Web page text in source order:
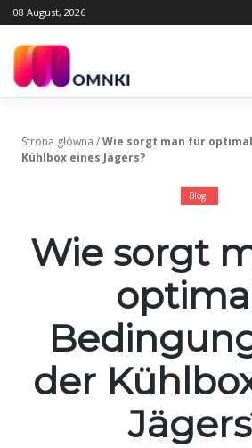
Skip
to
08 August, 2026
Strona główna /Wie sorgt man für
Kühlbox eines Jägers?
Blog
Wie sorgt
der